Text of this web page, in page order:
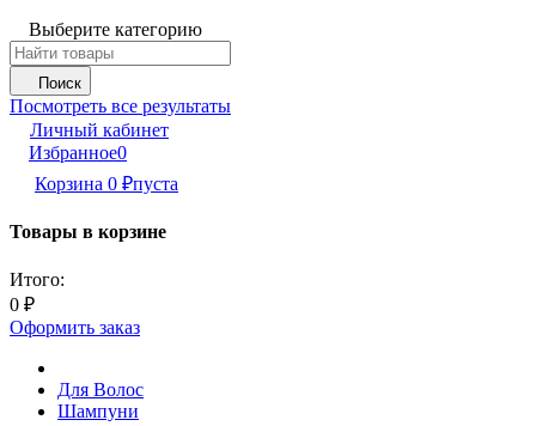
Выберите категорию
Поиск
Посмотреть все результаты
Личный кабинет
Избранное0
Корзина 0 ₽пуста
Товары в корзине
Итого:
0 ₽
Оформить заказ
Для Волос
Шампуни